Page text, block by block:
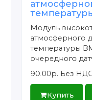
Модуль
атмосферного
температуры
очередного
90.00р. Без
Купить